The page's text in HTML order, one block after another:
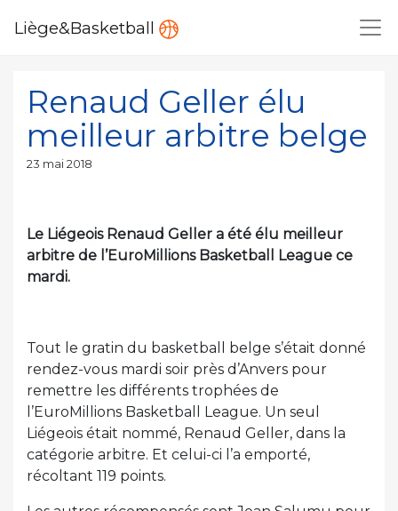
Liège&Basketball
Renaud Geller élu
meilleur arbitre belge
Publié
23 mai 2018
Le Liégeois Renaud Geller a été élu meilleur
arbitre de l’EuroMillions Basketball League ce
mardi.
Tout le gratin du basketball belge s’était donné
rendez-vous mardi soir près d’Anvers pour
remettre les différents trophées de
l’EuroMillions Basketball League. Un seul
Liégeois était nommé, Renaud Geller, dans la
catégorie arbitre. Et celui-ci l’a emporté,
récoltant 119 points.